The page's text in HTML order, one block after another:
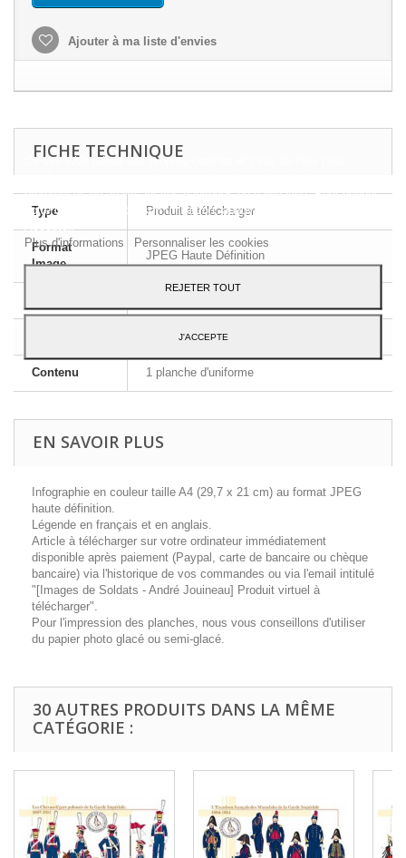
Ajouter à ma liste d'envies
FICHE TECHNIQUE
Type Produit à télécharger
Format
Image
JPEG Haute Définition
Français et Anglais
Contenu 1 planche d'uniforme
EN SAVOIR PLUS
Infographie en couleur taille A4 (29,7 x 21 cm) au format JPEG
haute définition.
Légende en français et en anglais.
Article à télécharger sur votre ordinateur immédiatement
disponible après paiement (Paypal, carte de bancaire ou chèque
bancaire) via l'historique de vos commandes ou via l'email intitulé
"[Images de Soldats - André Jouineau] Produit virtuel à
télécharger".
Pour l'impression des planches, nous vous conseillons d'utiliser
du papier photo glacé ou semi-glacé.
30 AUTRES PRODUITS DANS LA MÊME
CATÉGORIE :
Ce site Web utilise ses propres cookies et ceux de tiers pour
préférences en analysant vos habitudes de navigation. Pour donner
votre consentement à son utilisation, appuyez sur le bouton
Plus d'informations
Personnaliser les cookies
REJETER TOUT
J'ACCEPTE